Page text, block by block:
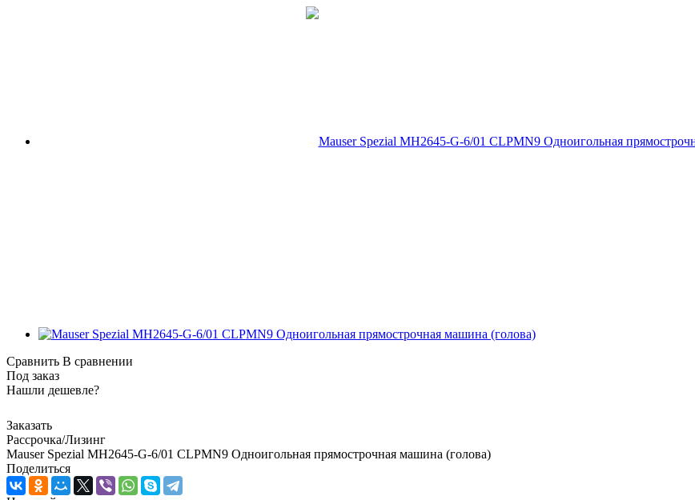
Сравнить В сравнении
Под заказ
Нашли дешевле?
Заказать
Рассрочка/Лизинг
Mauser Spezial MН2645-G-6/01 CLPMN9 Одноигольная прямострочная машина (голова)
Поделиться